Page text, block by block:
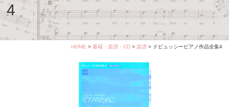
4
HOME > 書籍・楽譜・CD> 楽譜> ドビュッシーピアノ作品全集4